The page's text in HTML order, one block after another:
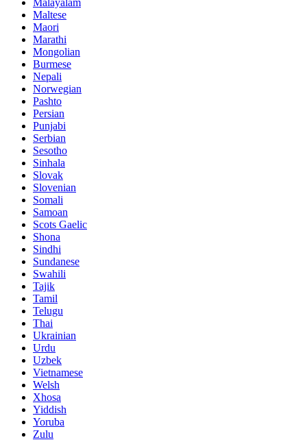
Maltese
Maori
Marathi
Mongolian
Burmese
Nepali
Norwegian
Pashto
Persian
Punjabi
Serbian
Sesotho
Sinhala
Slovak
Slovenian
Somali
Samoan
Scots Gaelic
Shona
Sindhi
Sundanese
Swahili
Tajik
Tamil
Telugu
Thai
Ukrainian
Urdu
Uzbek
Vietnamese
Welsh
Xhosa
Yiddish
Yoruba
Zulu